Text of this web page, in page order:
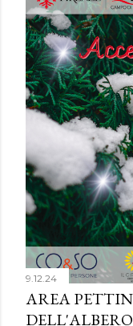
9.12.24
AREA